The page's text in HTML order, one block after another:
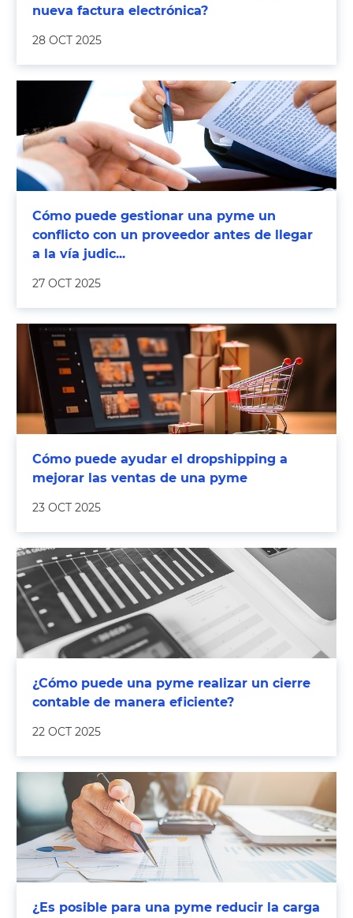
nueva factura electrónica?
28 OCT 2025
Cómo puede gestionar una pyme un
conflicto con un proveedor antes de llegar
a la vía judic...
27 OCT 2025
Cómo puede ayudar el dropshipping a
mejorar las ventas de una pyme
23 OCT 2025
¿Cómo puede una pyme realizar un cierre
contable de manera eficiente?
22 OCT 2025
¿Es posible para una pyme reducir la carga